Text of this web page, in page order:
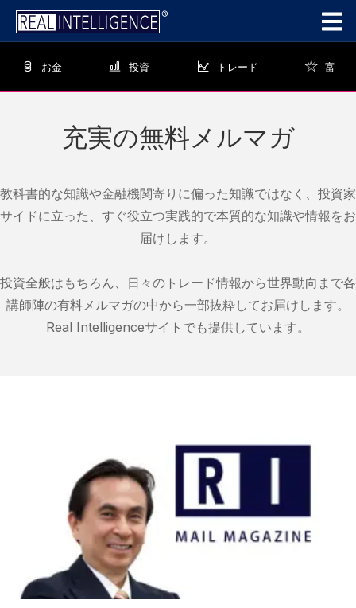
お金 投資 トレード 富
充実の無料メルマガ
教科書的な知識や金融機関寄りに偏った知識ではなく、 投資家
サイドに立った、すぐ役立つ実践的で本質的な知識や情報をお
届けします。
投資全般はもちろん、日々のトレード情報から世界動向まで各
講師陣の有料メルマガの中から一部抜粋してお届けします。
Real Intelligenceサイトでも提供しています。